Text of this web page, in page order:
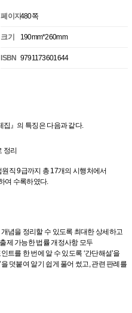
페이지480쪽
크기 190mm*260mm
ISBN 9791173601644
집』의 특징은 다음과 같다.
정리
직 9급까지 총 17개의 시행처에서
여 수록하였다.
념을 정리할 수 있도록 최대한 상세하고
제 가능한 법률 개정사항 모두
트를 한 번에 알 수 있도록 ‘간단해설’을
덧붙여 알기 쉽게 풀어 썼고, 관련 판례를